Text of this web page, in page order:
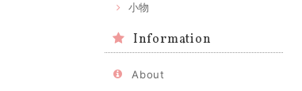
小物
Information
About